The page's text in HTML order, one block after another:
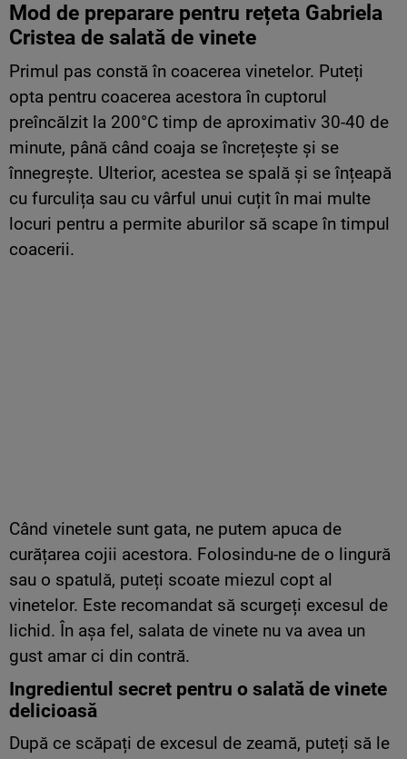
Mod de preparare pentru rețeta Gabriela
Cristea de salată de vinete
Primul pas constă în coacerea vinetelor. Puteți
opta pentru coacerea acestora în cuptorul
preîncălzit la 200°C timp de aproximativ 30-40 de
minute, până când coaja se încrețește și se
înnegrește. Ulterior, acestea se spală și se înțeapă
cu furculița sau cu vârful unui cuțit în mai multe
locuri pentru a permite aburilor să scape în timpul
coacerii.
Când vinetele sunt gata, ne putem apuca de
curățarea cojii acestora. Folosindu-ne de o lingură
sau o spatulă, puteți scoate miezul copt al
vinetelor. Este recomandat să scurgeți excesul de
lichid. În așa fel, salata de vinete nu va avea un
gust amar ci din contră.
Ingredientul secret pentru o salată de vinete
delicioasă
După ce scăpați de excesul de zeamă, puteți să le